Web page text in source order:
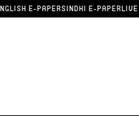
E-PAPERSINDHI E-PAPER